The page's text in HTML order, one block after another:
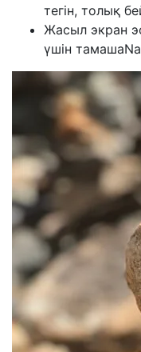
тегін, толық
Жасыл экран
үшін